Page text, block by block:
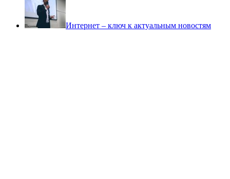
Интернет – ключ к актуальным новостям